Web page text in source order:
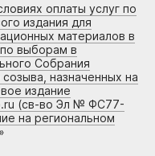
оплаты услуг по
издания для
материалов в
выборам в
Собрания
назначенных на
издание
(св-во Эл № ФС77-
на региональном
»